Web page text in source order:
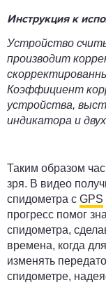
Инструкция к
Устройство
производит
Коэффициент
устройства,
индикатора и
Таким образом
зря. В видео
спидометра с GPS
прогресс помог
спидометра,
времена, когда
изменять
спидометре,